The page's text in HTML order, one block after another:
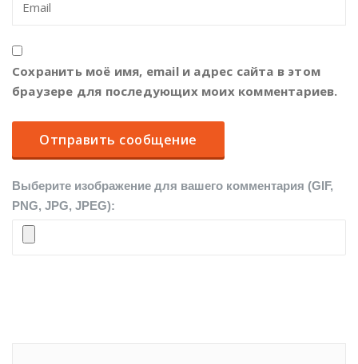
Сохранить моё имя, email и адрес сайта в этом
браузере для последующих моих комментариев.
Выберите изображение для вашего комментария (GIF,
PNG, JPG, JPEG):